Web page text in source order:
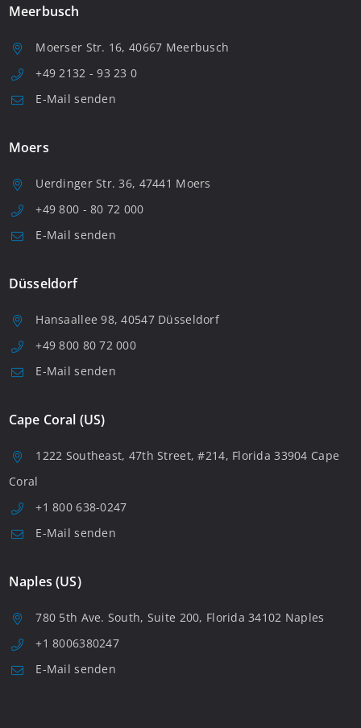
Meerbusch
Moerser Str. 16, 40667 Meerbusch
+49 2132 - 93 23 0
E-Mail senden
Moers
Uerdinger Str. 36, 47441 Moers
+49 800 - 80 72 000
E-Mail senden
Düsseldorf
Hansaallee 98, 40547 Düsseldorf
+49 800 80 72 000
E-Mail senden
Cape Coral (US)
1222 Southeast, 47th Street, #214, Florida 33904 Cape
Coral
+1 800 638-0247
E-Mail senden
Naples (US)
780 5th Ave. South, Suite 200, Florida 34102 Naples
+1 8006380247
E-Mail senden